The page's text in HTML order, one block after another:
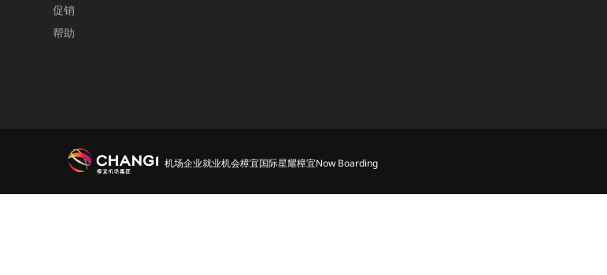
促销
帮助
机场企业就业机会樟宜国际星耀樟宜Now Boarding